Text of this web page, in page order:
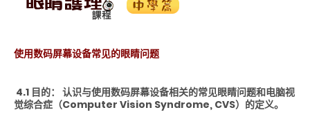
使用数码屏幕设备常见的眼睛问题
4.1 目的： 认识与使用数码屏幕设备相关的常见眼睛问题和电脑视
觉综合症（Computer Vision Syndrome, CVS）的定义。